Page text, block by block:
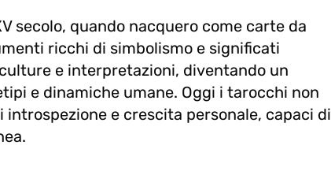
secolo, quando nacquero come carte da
ricchi di simbolismo e significati
e interpretazioni, diventando un
e dinamiche umane. Oggi i tarocchi non
e crescita personale, capaci di